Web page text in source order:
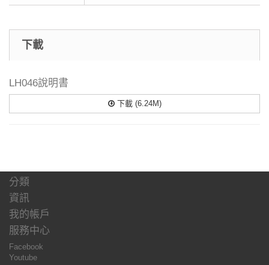
下載
LH046說明書
下載 (6.24M)
分類
資訊
我的帳戶
服務中心
Facebook
Youtube